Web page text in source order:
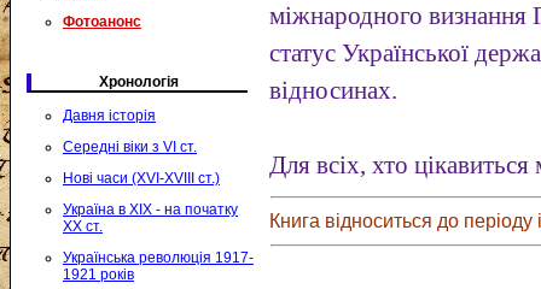
Фотоанонс
Хронологія
Давня історія
Середні віки з VI ст.
Нові часи (XVI-XVIII ст.)
Україна в XIX - на початку
XX ст.
Українська революція 1917-
1921 років
міжнародного
статус Української
відносинах.
Для всіх, хто
Книга відноситься до періоду